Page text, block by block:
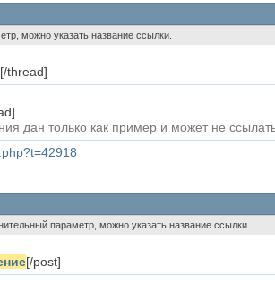
можно указать название ссылки.
[/thread]
дан только как пример и может не
параметр, можно указать название ссылки.
[/post]